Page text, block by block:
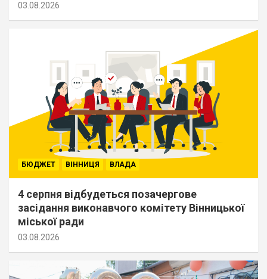
03.08.2026
БЮДЖЕТ ВІННИЦЯ ВЛАДА
4 серпня відбудеться позачергове
засідання виконавчого комітету Вінницької
міської ради
03.08.2026